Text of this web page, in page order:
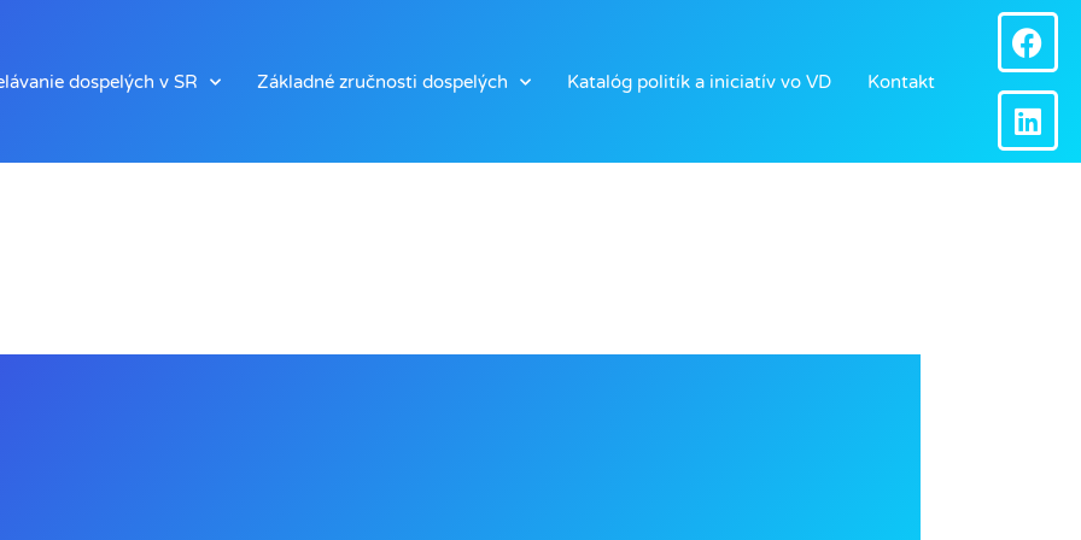
dospelých v SR Základné zručnosti dospelých Katalóg politík a iniciatív vo VD Kontakt
F
a
c
e
b
L
i
n
k
e